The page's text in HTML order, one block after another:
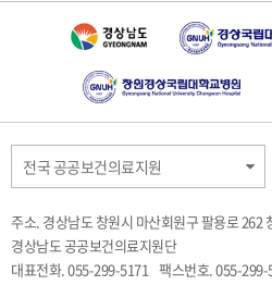
전국 공공보건의료지원
주소. 경상남도 창원시 마산회원구 팔용로 262
경상남도 공공보건의료지원단
대표전화. 055-299-5171 팩스번호. 055-299-